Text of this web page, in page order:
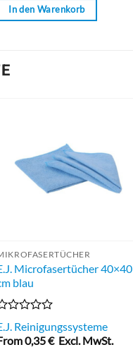
In den Warenkorb
Microfasertücher 40×40
blau
Reinigungssysteme
0,35€ Excl. MwSt.